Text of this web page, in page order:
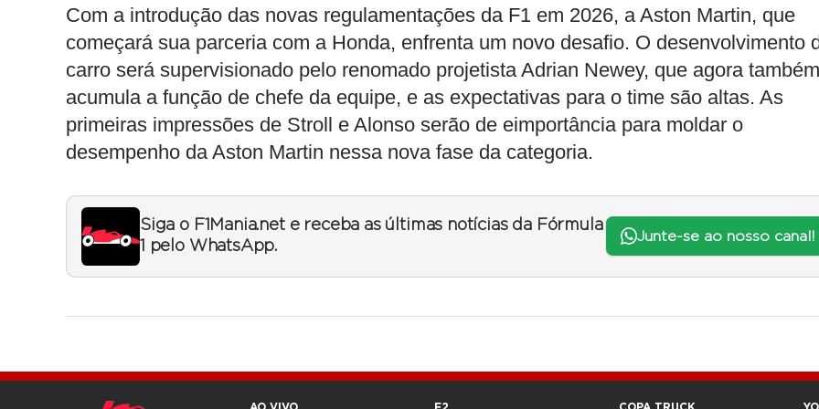
Com a introdução das novas regulamentações da F1 em 2026, a Aston Martin, que
começará sua parceria com a Honda, enfrenta um novo desafio. O desenvolvimento
carro será supervisionado pelo renomado projetista Adrian Newey, que agora também
acumula a função de chefe da equipe, e as expectativas para o time são altas. As
primeiras impressões de Stroll e Alonso serão de eimportância para moldar o
desempenho da Aston Martin nessa nova fase da categoria.
Siga o F1Mania.net e receba as últimas notícias da Fórmula
1 pelo WhatsApp.
Junte-se ao nosso canal!
AO VIVO F2 COPA TRUCK